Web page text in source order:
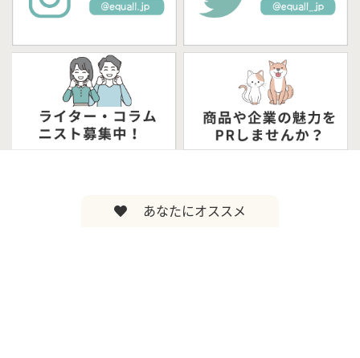
あなたにオススメ